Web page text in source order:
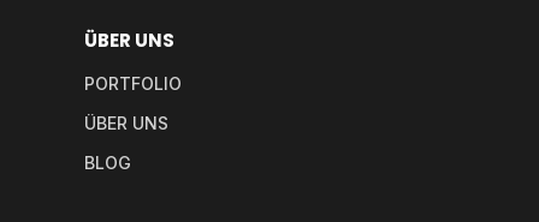
ÜBER UNS
PORTFOLIO
ÜBER UNS
BLOG